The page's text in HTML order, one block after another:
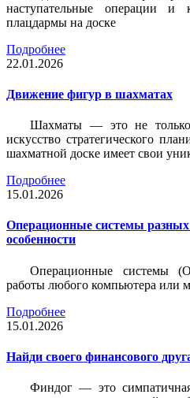
наступательные операции и
плацдармы на доске
Подробнее
22.01.2026
Движение фигур в шахматах
Шахматы — это не только
искусство стратегического
шахматной доске имеет свои
Подробнее
15.01.2026
Операционные системы разных
особенности
Операционные системы
работы любого компьютера или
Подробнее
15.01.2026
Найди своего финансового
Финдог — это